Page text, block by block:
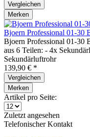
Vergleichen
Merken
Bjoern Professional 01-30
Bjoern Professional 01-30
aus 6 Teilen: - 4x
Sekundärluftrohr
139,90 € *
Vergleichen
Merken
Artikel pro Seite:
Zuletzt angesehen
Telefonischer Kontakt